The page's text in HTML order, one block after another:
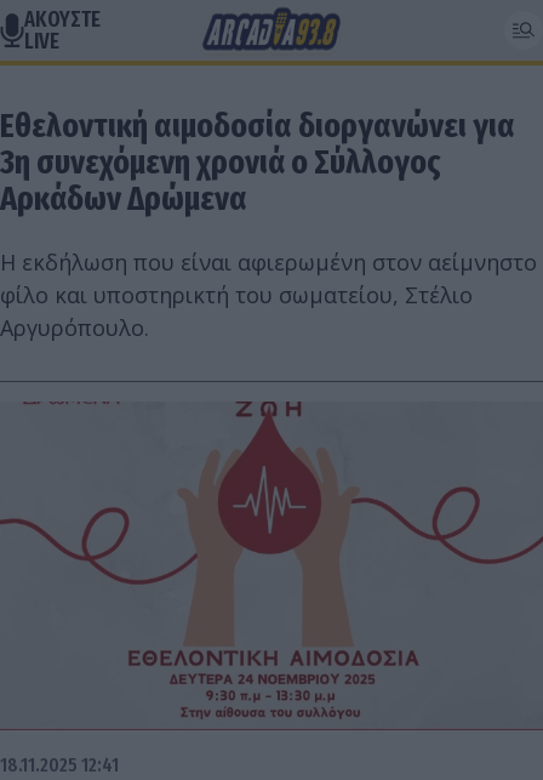
ΑΚΟΥΣΤΕ
LIVE
Εθελοντική αιμοδοσία διοργανώνει για
3η συνεχόμενη χρονιά ο Σύλλογος
Αρκάδων Δρώμενα
Η εκδήλωση που είναι αφιερωμένη στον αείμνηστο
φίλο και υποστηρικτή του σωματείου, Στέλιο
Αργυρόπουλο.
18.11.2025 12:41